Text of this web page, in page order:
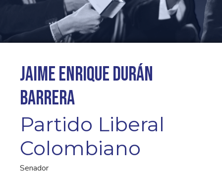
Jaime Enrique Durán
Barrera
Partido Liberal
Colombiano
Senador